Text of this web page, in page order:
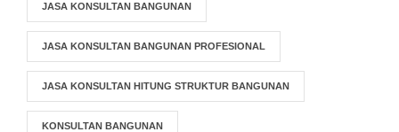
JASA KONSULTAN BANGUNAN
JASA KONSULTAN BANGUNAN PROFESIONAL
JASA KONSULTAN HITUNG STRUKTUR BANGUNAN
KONSULTAN BANGUNAN